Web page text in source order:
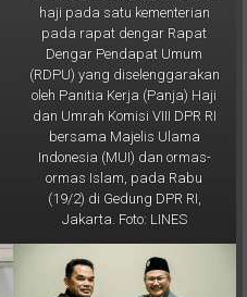
pada rapat dengar Rapat
Dengar Pendapat Umum
(RDPU) yang diselenggarakan
oleh Panitia Kerja (Panja) Haji
dan Umrah Komisi VIII DPR RI
bersama Majelis Ulama
Indonesia (MUI) dan ormas-
ormas Islam, pada Rabu
(19/2) di Gedung DPR RI,
Jakarta. Foto: LINES